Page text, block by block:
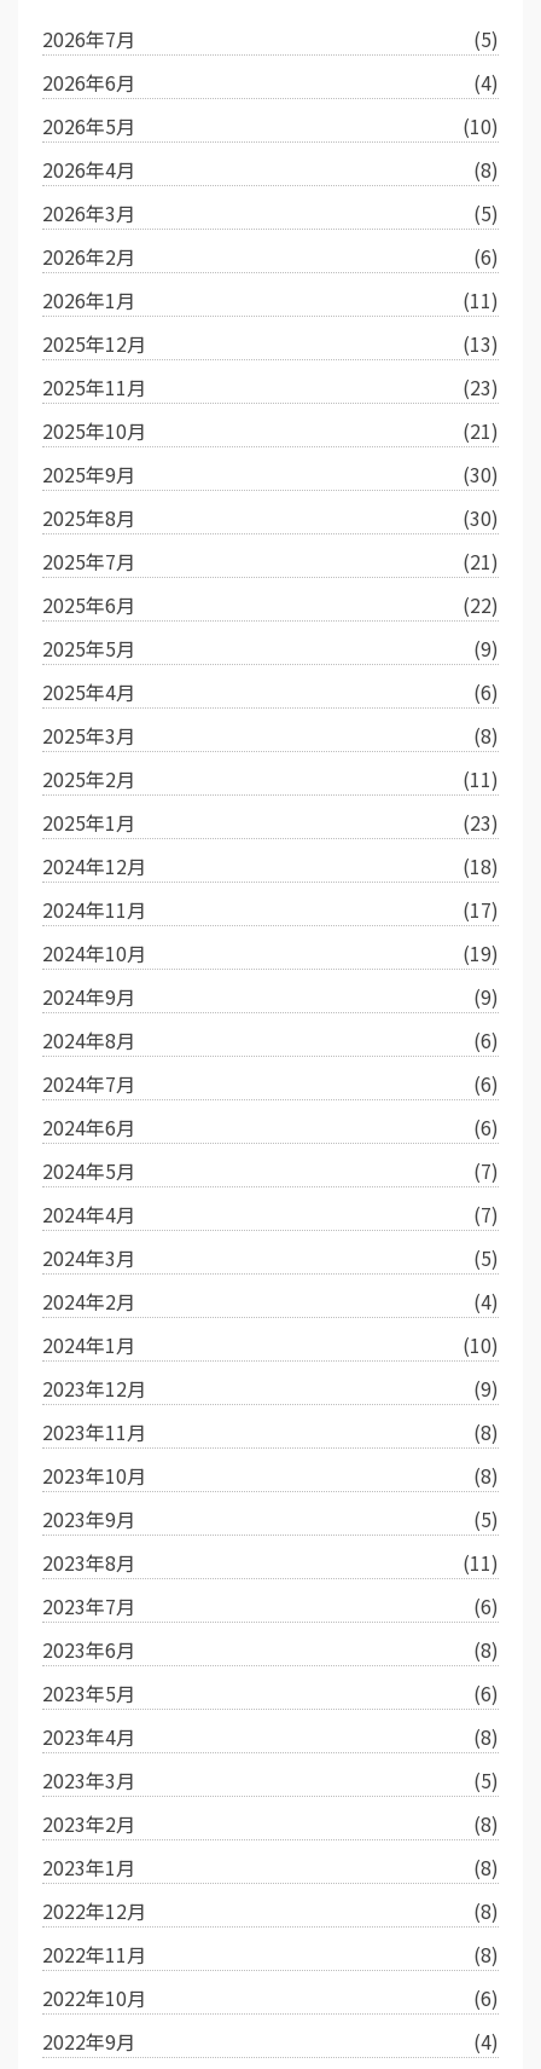
2026年7月
(5)
2026年6月
(4)
2026年5月
(10)
2026年4月
(8)
2026年3月
(5)
2026年2月
(6)
2026年1月
(11)
2025年12月
(13)
2025年11月
(23)
2025年10月
(21)
2025年9月
(30)
2025年8月
(30)
2025年7月
(21)
2025年6月
(22)
2025年5月
(9)
2025年4月
(6)
2025年3月
(8)
2025年2月
(11)
2025年1月
(23)
2024年12月
(18)
2024年11月
(17)
2024年10月
(19)
2024年9月
(9)
2024年8月
(6)
2024年7月
(6)
2024年6月
(6)
2024年5月
(7)
2024年4月
(7)
2024年3月
(5)
2024年2月
(4)
2024年1月
(10)
2023年12月
(9)
2023年11月
(8)
2023年10月
(8)
2023年9月
(5)
2023年8月
(11)
2023年7月
(6)
2023年6月
(8)
2023年5月
(6)
2023年4月
(8)
2023年3月
(5)
2023年2月
(8)
2023年1月
(8)
2022年12月
(8)
2022年11月
(8)
2022年10月
(6)
2022年9月
(4)